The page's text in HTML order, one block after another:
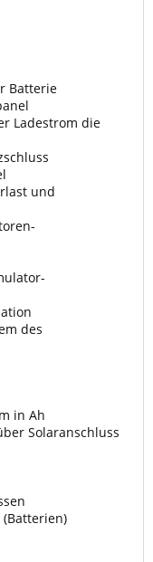
Batterie
Ladestrom die
und
des
in Ah
Solaranschluss
(Batterien)